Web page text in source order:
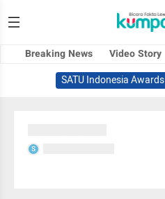
Breaking News Video Story
SATU Indonesia Awards
S